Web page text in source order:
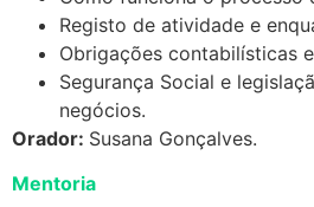
Registo de atividade e
Obrigações contabilísticas
Segurança Social e
negócios.
Orador: Susana Gonçalves.
Mentoria